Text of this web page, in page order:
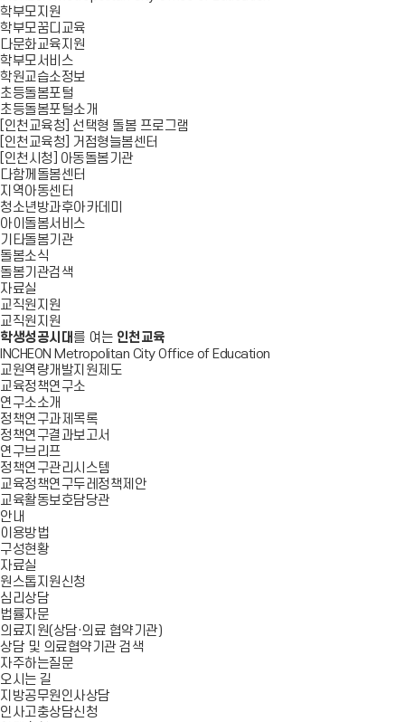
학부모지원
학부모꿈디교육
다문화교육지원
학부모서비스
학원교습소정보
초등돌봄포털
초등돌봄포털소개
[인천교육청] 선택형 돌봄 프로그램
[인천교육청] 거점형늘봄센터
[인천시청] 아동돌봄기관
다함께돌봄센터
지역아동센터
청소년방과후아카데미
아이돌봄서비스
기타돌봄기관
돌봄소식
돌봄기관검색
자료실
교직원지원
교직원지원
학생성공시대 를 여는 인천교육
INCHEON Metropolitan City Office of Education
교원역량개발지원제도
교육정책연구소
연구소소개
정책연구과제목록
정책연구결과보고서
연구브리프
정책연구관리시스템
교육정책연구두레정책제안
교육활동보호담당관
안내
이용방법
구성현황
자료실
원스톱지원신청
심리상담
법률자문
의료지원(상담·의료 협약기관)
상담 및 의료협약기관 검색
자주하는질문
오시는 길
지방공무원인사상담
인사고충상담신청